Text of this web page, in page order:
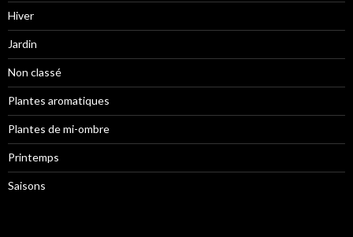
Hiver
Jardin
Non classé
Plantes aromatiques
Plantes de mi-ombre
Printemps
Saisons